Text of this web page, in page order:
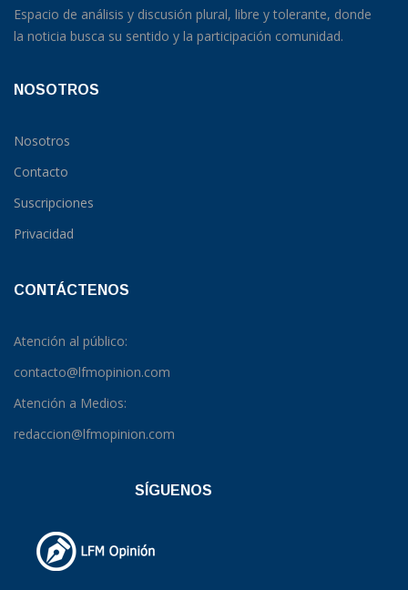
Espacio de análisis y discusión plural, libre y tolerante, donde
la noticia busca su sentido y la participación comunidad.
NOSOTROS
Nosotros
Contacto
Suscripciones
Privacidad
CONTÁCTENOS
Atención al público:
contacto@lfmopinion.com
Atención a Medios:
redaccion@lfmopinion.com
SÍGUENOS